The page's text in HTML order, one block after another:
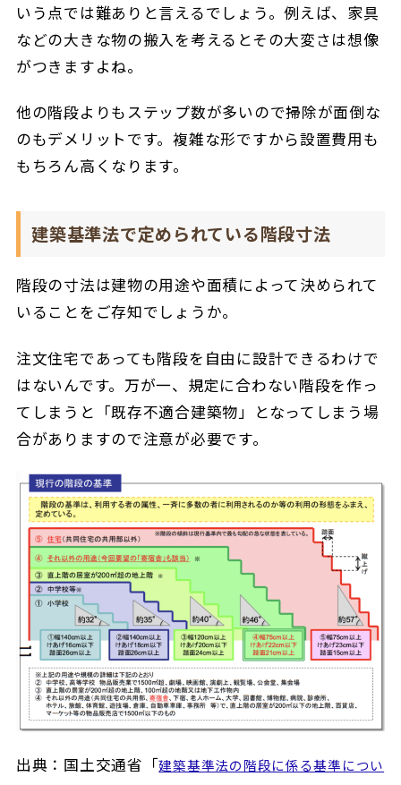
いう点では難ありと言えるでしょう。例えば、家具
などの大きな物の搬入を考えるとその大変さは想像
がつきますよね。
他の階段よりもステップ数が多いので掃除が面倒な
のもデメリットです。複雑な形ですから設置費用も
もちろん高くなります。
建築基準法で定められている階段寸法
階段の寸法は建物の用途や面積によって決められて
いることをご存知でしょうか。
注文住宅であっても階段を自由に設計できるわけで
はないんです。万が一、規定に合わない階段を作っ
てしまうと「既存不適合建築物」となってしまう場
合がありますので注意が必要です。
出典：国土交通省「建築基準法の階段に係る基準につい